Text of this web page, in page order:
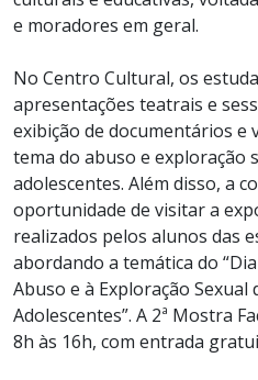
e moradores em geral.
No Centro Cultural, os
apresentações teatrais e
exibição de documentários e
tema do abuso e exploração
adolescentes. Além disso, a
oportunidade de visitar a
realizados pelos alunos das
abordando a temática do
Abuso e à Exploração Sexual
Adolescentes”. A 2ª Mostra
8h às 16h, com entrada